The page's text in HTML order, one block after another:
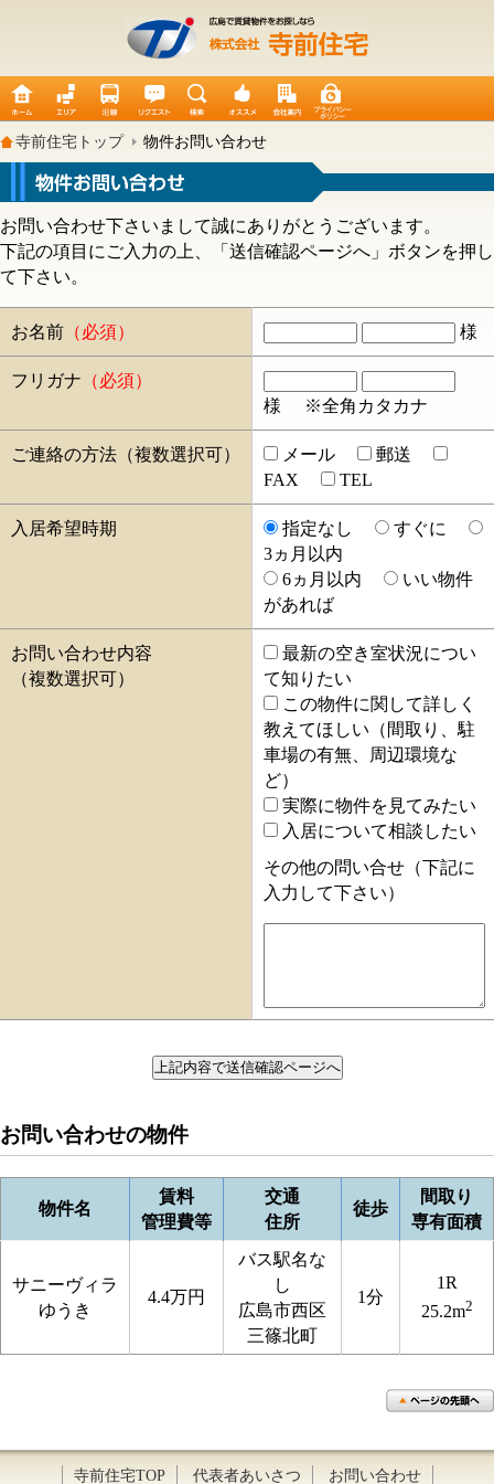
寺前住宅トップ 物件お問い合わせ
お問い合わせ下さいまして誠にありがとうございます。
下記の項目にご入力の上、「送信確認ページへ」ボタンを押し
て下さい。
お名前 （必須） 様
フリガナ （必須）
様
※全角カタカナ
ご連絡の方法（複数選択可） メール
郵送
FAX
TEL
入居希望時期 指定なし
すぐに
3ヵ月以内
6ヵ月以内
いい物件
があれば
お問い合わせ内容
（複数選択可）
最新の空き室状況につい
て知りたい
この物件に関して詳しく
教えてほしい（間取り、駐
車場の有無、周辺環境な
ど）
実際に物件を見てみたい
入居について相談したい
その他の問い合せ（下記に
入力して下さい）
お問い合わせの物件
物件名
賃料
管理費等
交通
住所
徒歩
間取り
専有面積
サニーヴィラ
ゆうき
4.4万円
バス駅名な
し
広島市西区
三篠北町
1分
1R
25.2m2
寺前住宅TOP 代表者あいさつ お問い合わせ